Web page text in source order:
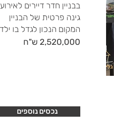
בבניין חדר דיירים
גינה פרטית של הבניין
המקום הנכון לגדל בו
2,520,000 ש"ח
נכסים נוספים